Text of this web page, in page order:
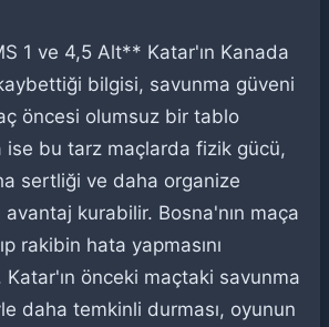
1 ve 4,5 Alt** Katar'ın Kanada
bilgisi, savunma güveni
öncesi olumsuz bir tablo
ise bu tarz maçlarda fizik gücü,
sertliği ve daha organize
avantaj kurabilir. Bosna'nın maça
rakibin hata yapmasını
Katar'ın önceki maçtaki savunma
daha temkinli durması, oyunun